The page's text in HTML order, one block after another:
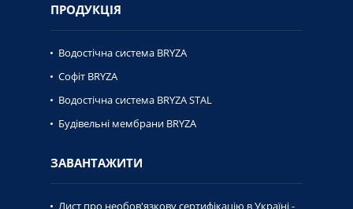
ПРОДУКЦІЯ
Водостічна система BRYZA
Софіт BRYZA
Водостічна система BRYZA STAL
Будівельні мембрани BRYZA
ЗАВАНТАЖИТИ
Лист про необов'язкову сертифікацію в Україні -